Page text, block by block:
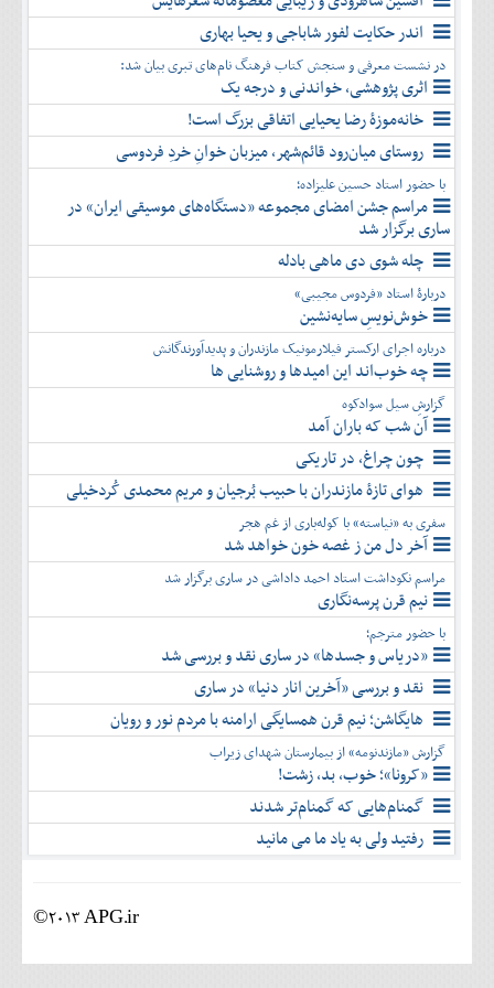
بهمن
اسفند
آذر
دی
بهمن
اسفند
اندر حکایت لفور شاباجی و یحیا بهاری
در نشست معرفی و سنجش کتاب فرهنگ نام‌های تبری بیان شد:
اثری پژوهشی، خواندنی و درجه یک
خانه‌موزۀ رضا یحیایی اتفاقی بزرگ است!
روستای میان‌رود قائم‌شهر، میزبان خوانِ خردِ فردوسی
با حضور استاد حسین علیزاده؛
مراسم جشن امضای مجموعه «دستگاه‌های موسیقی ایران» در
ساری برگزار شد
چله شوی دی ماهی بادله
دربارۀ استاد «فردوس مجیبی»
خوش‌نویسِ سایه‌نشین
درباره اجرای ارکستر فیلارمونیک مازندران و پدیدآورندگانش
چه خوب‌اند این امیدها و روشنایی ها
گزارشِ سیل سوادکوه
آن شب که باران آمد
چون چراغ، در تاریکی
هوای تازۀ مازندران با حبیب بُرجیان و مریم محمدی کُردخیلی
سفری به «نیاسته» با کوله‌باری از غم هجر
آخر دل من ز غصه خون خواهد شد
مراسم نکوداشت استاد احمد داداشی در ساری برگزار شد
نیم قرن پرسه‌نگاری
با حضور مترجم؛
«دریاس و جسدها» در ساری نقد و بررسی شد
نقد و بررسی «آخرین انار دنیا» در ساری
هایگاشن؛ نیم قرن همسایگی ارامنه با مردم نور و رویان
گزارش «مازندنومه» از بیمارستان شهدای زیراب
«کرونا»؛ خوب، بد، زشت!
گمنام‌هایی که گمنام‌تر شدند
رفتید ولی به یاد ما می مانید
©2013 APG.ir